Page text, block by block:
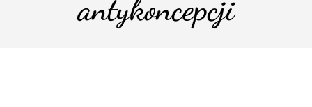
antykoncepcji